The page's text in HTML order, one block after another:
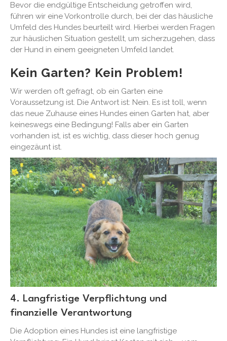
Bevor die endgültige Entscheidung getroffen wird,
führen wir eine Vorkontrolle durch, bei der das häusliche
Umfeld des Hundes beurteilt wird. Hierbei werden Fragen
zur häuslichen Situation gestellt, um sicherzugehen, dass
der Hund in einem geeigneten Umfeld landet.
Kein Garten? Kein Problem!
Wir werden oft gefragt, ob ein Garten eine
Voraussetzung ist. Die Antwort ist: Nein. Es ist toll, wenn
das neue Zuhause eines Hundes einen Garten hat, aber
keineswegs eine Bedingung! Falls aber ein Garten
vorhanden ist, ist es wichtig, dass dieser hoch genug
eingezäunt ist.
4. Langfristige Verpflichtung und
finanzielle Verantwortung
Die Adoption eines Hundes ist eine langfristige